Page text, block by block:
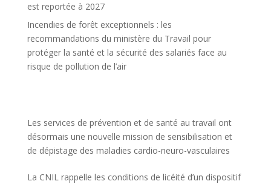
est reportée à 2027
Incendies de forêt exceptionnels : les
recommandations du ministère du Travail pour
protéger la santé et la sécurité des salariés face au
risque de pollution de l’air
Les services de prévention et de santé au travail ont
désormais une nouvelle mission de sensibilisation et
de dépistage des maladies cardio-neuro-vasculaires
La CNIL rappelle les conditions de licéité d’un dispositif